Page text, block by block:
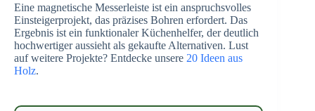
Eine magnetische Messerleiste ist ein anspruchsvolles
Einsteigerprojekt, das präzises Bohren erfordert. Das
Ergebnis ist ein funktionaler Küchenhelfer, der deutlich
hochwertiger aussieht als gekaufte Alternativen. Lust
auf weitere Projekte? Entdecke unsere 20 Ideen aus
Holz.